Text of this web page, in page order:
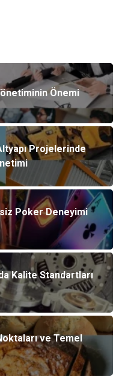
Önemi
Projelerinde
Poker Deneyimi
Kalite Standartları
ve Temel